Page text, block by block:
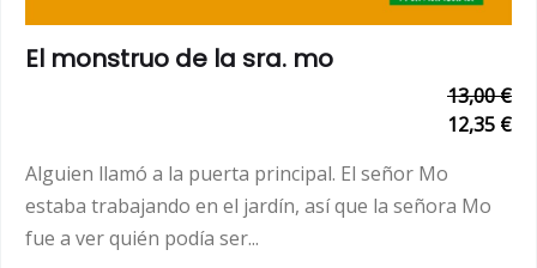
El monstruo de la sra. mo
13,00 €
12,35 €
Alguien llamó a la puerta principal. El señor Mo
estaba trabajando en el jardín, así que la señora Mo
fue a ver quién podía ser...